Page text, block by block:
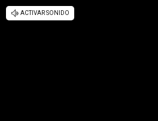
ACTIVAR SONIDO